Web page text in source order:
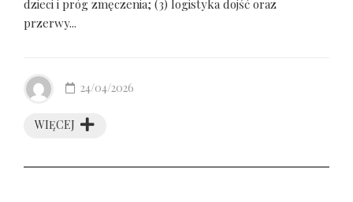
dzieci i próg zmęczenia; (3) logistyka dojść oraz
przerwy...
WIĘCEJ
24/04/2026